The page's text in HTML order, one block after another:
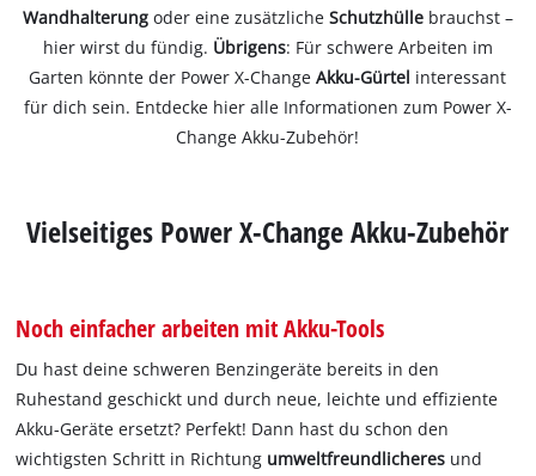
Wandhalterung oder eine zusätzliche Schutzhülle brauchst –
hier wirst du fündig. Übrigens: Für schwere Arbeiten im
Garten könnte der Power X-ChangeAkku-Gürtel interessant
für dich sein. Entdecke hier alle Informationen zum Power X-
Change Akku-Zubehör!
Vielseitiges Power X-Change Akku-Zubehör
Noch einfacher arbeiten mit Akku-Tools
Du hast deine schweren Benzingeräte bereits in den
Ruhestand geschickt und durch neue, leichte und effiziente
Akku-Geräte ersetzt? Perfekt! Dann hast du schon den
wichtigsten Schritt in Richtung umweltfreundlicheres und